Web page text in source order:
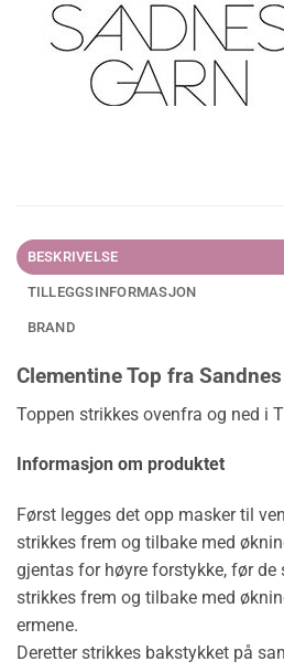
BESKRIVELSE
TILLEGGSINFORMASJON
BRAND
Clementine Top fra
Toppen strikkes ovenfra og ned i
Informasjon om produktet
Først legges det opp masker til
strikkes frem og tilbake med
gjentas for høyre forstykke, før de
strikkes frem og tilbake med
ermene.
Deretter strikkes bakstykket på